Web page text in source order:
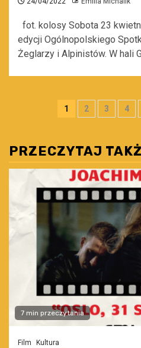
fot. kolosy Sobota 23
edycji Ogólnopolskiego
Żeglarzy i Alpinistów. W hali
1 2 3 4
PRZECZYTAJ
7 min przeczytania
Film Kultura